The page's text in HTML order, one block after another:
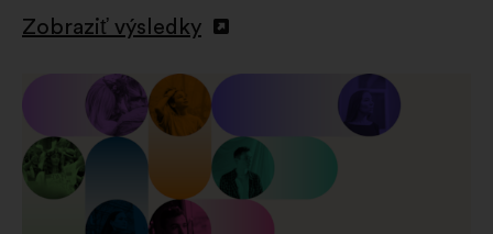
Zobraziť výsledky
ktoré nám pomáhajú optimalizovať
náš dopad prostredníctvom